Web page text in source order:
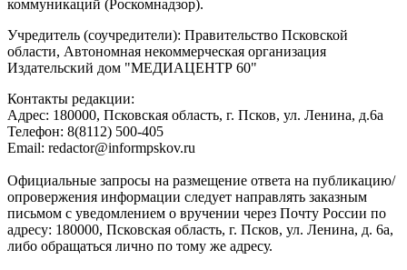
коммуникаций (Роскомнадзор).
Учредитель (соучредители): Правительство Псковской
области, Автономная некоммерческая организация
Издательский дом "МЕДИАЦЕНТР 60"
Контакты редакции:
Адреc: 180000, Псковская область, г. Псков, ул. Ленина, д.6а
Телефон: 8(8112) 500-405
Email: redactor@informpskov.ru
Официальные запросы на размещение ответа на публикацию/
опровержения информации следует направлять заказным
письмом с уведомлением о вручении через Почту России по
адресу: 180000, Псковская область, г. Псков, ул. Ленина, д. 6а,
либо обращаться лично по тому же адресу.